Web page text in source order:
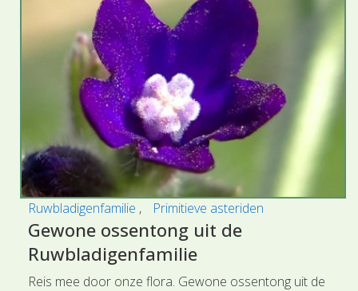
Ruwbladigenfamilie Primitieve asteriden
Gewone ossentong uit de
Ruwbladigenfamilie
Reis mee door onze flora. Gewone ossentong uit de